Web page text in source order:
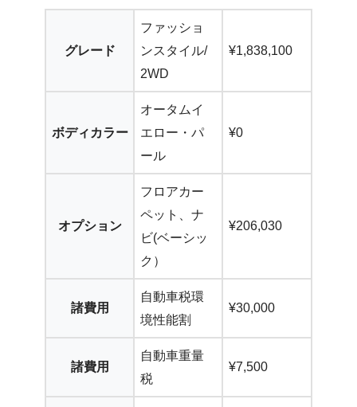
グレード
ファッショ
ンスタイル/
2WD
¥1,838,100
ボディカラー
オータムイ
エロー・パ
ール
¥0
オプション
フロアカー
ペット、ナ
ビ(ベーシッ
ク）
¥206,030
諸費用
自動車税環
境性能割
¥30,000
諸費用
自動車重量
税
¥7,500